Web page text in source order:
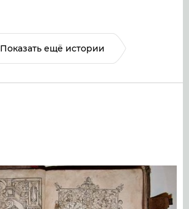
Показать ещё истории